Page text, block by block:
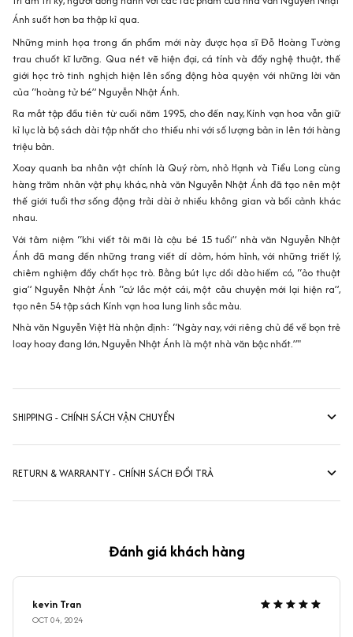
Ánh suốt hơn ba thập kỉ qua.
Những minh họa trong ấn phẩm mới này được họa sĩ Đỗ Hoàng Tường
trau chuốt kĩ lưỡng. Qua nét vẽ hiện đại, cá tính và đầy nghệ thuật, thế
giới học trò tinh nghịch hiện lên sống động hòa quyện với những lời văn
của “hoàng tử bé” Nguyễn Nhật Ánh.
Ra mắt tập đầu tiên từ cuối năm 1995, cho đến nay, Kính vạn hoa vẫn giữ
kỉ lục là bộ sách dài tập nhất cho thiếu nhi với số lượng bản in lên tới hàng
triệu bản.
Xoay quanh ba nhân vật chính là Quý ròm, nhỏ Hạnh và Tiểu Long cùng
hàng trăm nhân vật phụ khác, nhà văn Nguyễn Nhật Ánh đã tạo nên một
thế giới tuổi thơ sống động trải dài ở nhiều không gian và bối cảnh khác
nhau.
Với tâm niệm “khi viết tôi mãi là cậu bé 15 tuổi” nhà văn Nguyễn Nhật
Ánh đã mang đến những trang viết dí dỏm, hóm hỉnh, với những triết lý,
chiêm nghiệm đầy chất học trò. Bằng bút lực dồi dào hiếm có, “ảo thuật
gia” Nguyễn Nhật Ánh “cứ lắc một cái, một câu chuyện mới lại hiện ra”,
tạo nên 54 tập sách Kính vạn hoa lung linh sắc màu.
Nhà văn Nguyễn Việt Hà nhận định: “Ngày nay, với riêng chủ đề về bọn trẻ
loay hoay đang lớn, Nguyễn Nhật Ánh là một nhà văn bậc nhất.”"
SHIPPING - CHÍNH SÁCH VẬN CHUYỂN
RETURN & WARRANTY - CHÍNH SÁCH ĐỔI TRẢ
Đánh giá khách hàng
kevin Tran
OCT 04, 2024